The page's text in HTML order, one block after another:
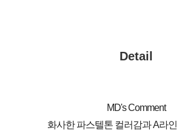
Detail
MD's Comment
화사한 파스텔톤 컬러감과 A라